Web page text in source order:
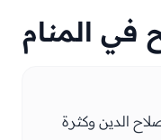
في المنام
الدين وكثرة